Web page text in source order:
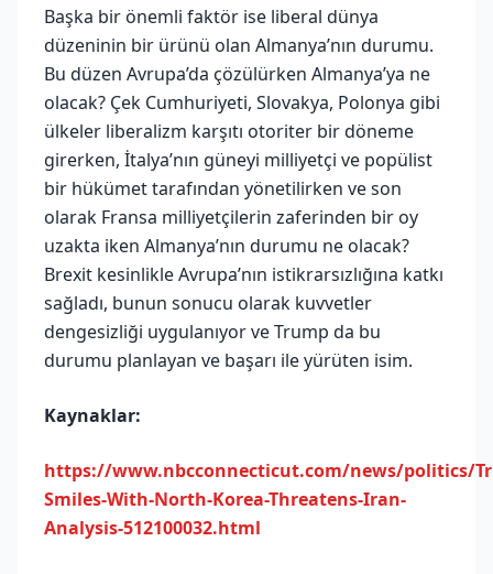
Başka bir önemli faktör ise liberal dünya
düzeninin bir ürünü olan Almanya’nın durumu.
Bu düzen Avrupa’da çözülürken Almanya’ya ne
olacak? Çek Cumhuriyeti, Slovakya, Polonya gibi
ülkeler liberalizm karşıtı otoriter bir döneme
girerken, İtalya’nın güneyi milliyetçi ve popülist
bir hükümet tarafından yönetilirken ve son
olarak Fransa milliyetçilerin zaferinden bir oy
uzakta iken Almanya’nın durumu ne olacak?
Brexit kesinlikle Avrupa’nın istikrarsızlığına katkı
sağladı, bunun sonucu olarak kuvvetler
dengesizliği uygulanıyor ve Trump da bu
durumu planlayan ve başarı ile yürüten isim.
Kaynaklar:
https://www.nbcconnecticut.com/news/politics/
Smiles-With-North-Korea-Threatens-Iran-
Analysis-512100032.html